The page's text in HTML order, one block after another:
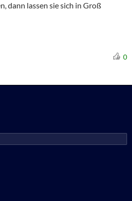
dann lassen sie sich in Groß
0